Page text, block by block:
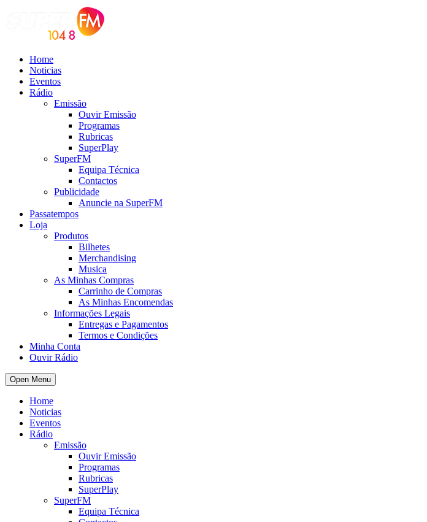
Home
Noticias
Eventos
Rádio
Emissão
Ouvir Emissão
Programas
Rubricas
SuperPlay
SuperFM
Equipa Técnica
Contactos
Publicidade
Anuncie na SuperFM
Passatempos
Loja
Produtos
Bilhetes
Merchandising
Musica
As Minhas Compras
Carrinho de Compras
As Minhas Encomendas
Informações Legais
Entregas e Pagamentos
Termos e Condições
Minha Conta
Ouvir Rádio
Open Menu
Home
Noticias
Eventos
Rádio
Emissão
Ouvir Emissão
Programas
Rubricas
SuperPlay
SuperFM
Equipa Técnica